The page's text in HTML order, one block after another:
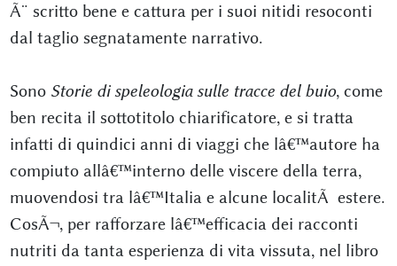
Ã¨ scritto bene e cattura per i suoi nitidi resoconti
dal taglio segnatamente narrativo.
Sono Storie di speleologia sulle tracce del buio, come
ben recita il sottotitolo chiarificatore, e si tratta
infatti di quindici anni di viaggi che lâ€™autore ha
compiuto allâ€™interno delle viscere della terra,
muovendosi tra lâ€™Italia e alcune localitÃ estere.
CosÃ¬, per rafforzare lâ€™efficacia dei racconti
nutriti da tanta esperienza di vita vissuta, nel libro